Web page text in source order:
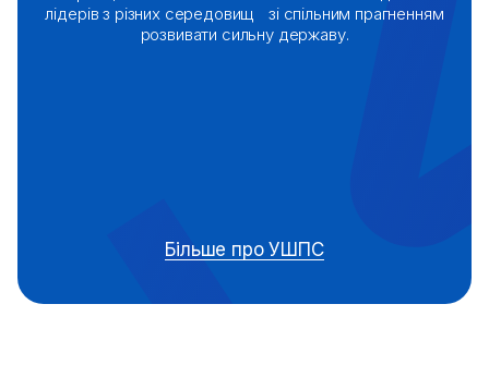
лідерів з різних середовищ
зі спільним прагненням
розвивати сильну державу.
Більше про УШПС